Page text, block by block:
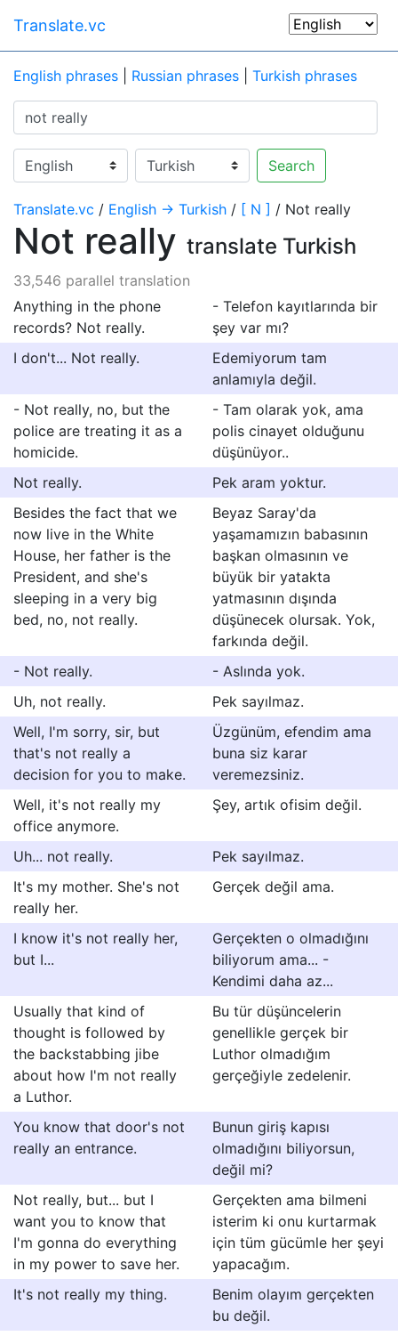
Translate.vc
English phrases Russian phrases Turkish phrases
Search
Translate.vc / English → Turkish / [ N ] / Not really
Not really translate Turkish
33,546 parallel translation
Anything in the phone
records? Not really.
- Telefon kayıtlarında bir
şey var mı?
I don't... Not really.
Edemiyorum tam
anlamıyla değil.
- Not really, no, but the
police are treating it as a
homicide.
- Tam olarak yok, ama
polis cinayet olduğunu
düşünüyor..
Not really.
Pek aram yoktur.
Besides the fact that we
now live in the White
House, her father is the
President, and she's
sleeping in a very big
bed, no, not really.
Beyaz Saray'da
yaşamamızın babasının
başkan olmasının ve
büyük bir yatakta
yatmasının dışında
düşünecek olursak. Yok,
farkında değil.
- Not really.
- Aslında yok.
Uh, not really.
Pek sayılmaz.
Well, I'm sorry, sir, but
that's not really a
decision for you to make.
Üzgünüm, efendim ama
buna siz karar
veremezsiniz.
Well, it's not really my
office anymore.
Şey, artık ofisim değil.
Uh... not really.
Pek sayılmaz.
It's my mother. She's not
really her.
Gerçek değil ama.
I know it's not really her,
but I...
Gerçekten o olmadığını
biliyorum ama... -
Kendimi daha az...
Usually that kind of
thought is followed by
the backstabbing jibe
about how I'm not really
a Luthor.
Bu tür düşüncelerin
genellikle gerçek bir
Luthor olmadığım
gerçeğiyle zedelenir.
You know that door's not
really an entrance.
Bunun giriş kapısı
olmadığını biliyorsun,
değil mi?
Not really, but... but I
want you to know that
I'm gonna do everything
in my power to save her.
Gerçekten ama bilmeni
isterim ki onu kurtarmak
için tüm gücümle her şeyi
yapacağım.
It's not really my thing.
Benim olayım gerçekten
bu değil.